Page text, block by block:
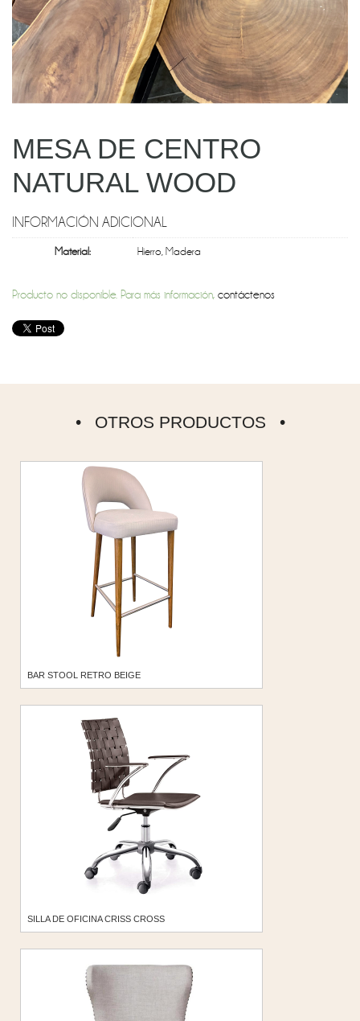
MESA DE CENTRO
NATURAL WOOD
INFORMACIÓN ADICIONAL
Material: Hierro Madera
Producto no disponible. Para más información, contáctenos
OTROS PRODUCTOS
BAR STOOL RETRO BEIGE
SILLA DE OFICINA CRISS CROSS